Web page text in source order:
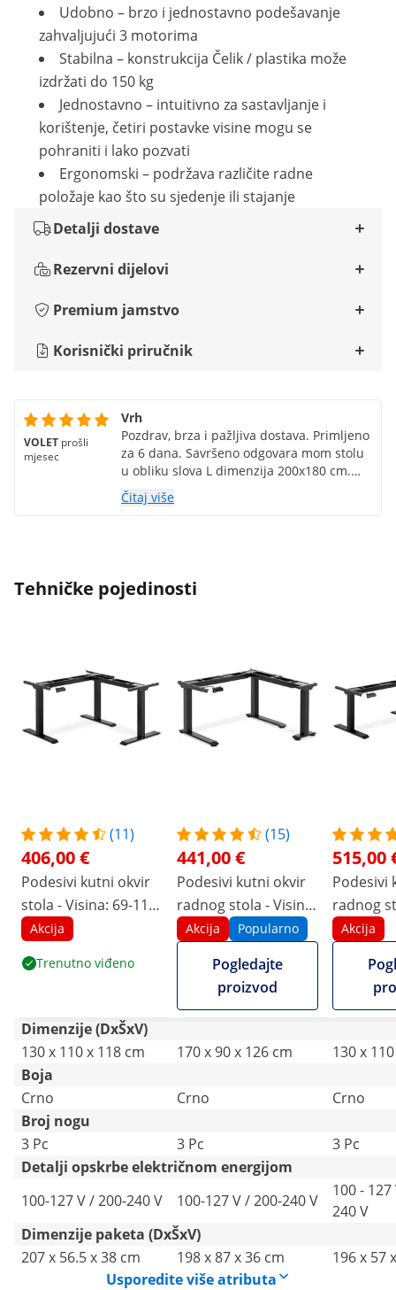
Udobno – brzo i jednostavno podešavanje
zahvaljujući 3 motorima
Stabilna – konstrukcija Čelik / plastika može
izdržati do 150 kg
Jednostavno – intuitivno za sastavljanje i
korištenje, četiri postavke visine mogu se
pohraniti i lako pozvati
Ergonomski – podržava različite radne
položaje kao što su sjedenje ili stajanje
Detalji dostave
Rezervni dijelovi
Premium jamstvo
Korisnički priručnik
VOLET prošli
mjesec
Vrh
Pozdrav, brza i pažljiva dostava. Primljeno
za 6 dana. Savršeno odgovara mom stolu
u obliku slova L dimenzija 200x180 cm.
Okvir je vrlo kvalitetan. Jako sam
zadovoljan i preporučujem ga :D
Čitaj više
Tehničke pojedinosti
(11)
406,00 €
Podesivi kutni okvir
stola - Visina: 69-118
cm - Širina: 90-150
cm (desno) - Kut: 90 °
Akcija
Trenutno viđeno
(15)
441,00 €
Podesivi kutni okvir
radnog stola - Visina:
60-125 cm - Širina:
110-190 cm (lijevo) /
110-190 cm (desno) -
Kut: 90 ° - 150 kg
Akcija Popularno
Pogledajte
proizvod
515,00
Podesivi
radnog
58-123
90-150
110-190
Kut: 90°
Akcija
Dimenzije (DxŠxV)
130 x 110 x 118 cm
170 x 90 x 126 cm
130 x
Boja
Crno
Crno
Crno
Broj nogu
3 Pc
3 Pc
3 Pc
Detalji opskrbe električnom energijom
100-127 V / 200-240 V
100-127 V / 200-240 V
100 -
240 V
Dimenzije paketa (DxŠxV)
207 x 56.5 x 38 cm
198 x 87 x 36 cm
196 x 57
Usporedite više atributa